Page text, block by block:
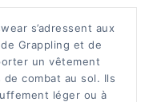
s’adressent aux
Grappling et de
un vêtement
combat au sol. Ils
léger ou à